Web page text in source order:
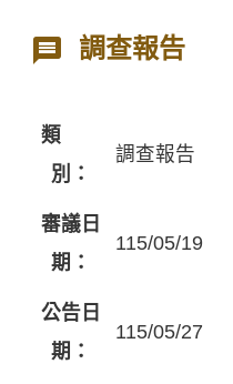
調查報告
類
別：
調查報告
審議日
期：
115/05/19
公告日
期：
115/05/27